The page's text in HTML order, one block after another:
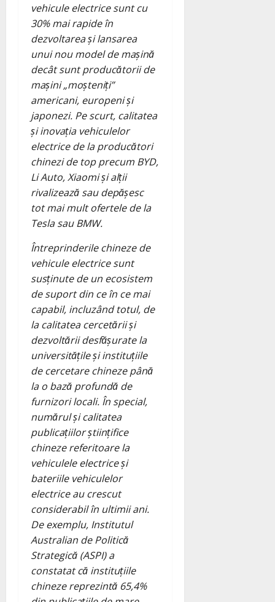
vehicule electrice sunt cu
30% mai rapide în
dezvoltarea și lansarea
unui nou model de mașină
decât sunt producătorii de
mașini „moșteniți”
americani, europeni și
japonezi. Pe scurt, calitatea
și inovația vehiculelor
electrice de la producători
chinezi de top precum BYD,
Li Auto, Xiaomi și alții
rivalizează sau depășesc
tot mai mult ofertele de la
Tesla sau BMW.
Întreprinderile chineze de
vehicule electrice sunt
susținute de un ecosistem
de suport din ce în ce mai
capabil, incluzând totul, de
la calitatea cercetării și
dezvoltării desfășurate la
universitățile și instituțiile
de cercetare chineze până
la o bază profundă de
furnizori locali. În special,
numărul și calitatea
publicațiilor științifice
chineze referitoare la
vehiculele electrice și
bateriile vehiculelor
electrice au crescut
considerabil în ultimii ani.
De exemplu, Institutul
Australian de Politică
Strategică (ASPI) a
constatat că instituțiile
chineze reprezintă 65,4%